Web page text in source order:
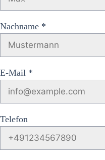
Nachname *
E-Mail *
Telefon